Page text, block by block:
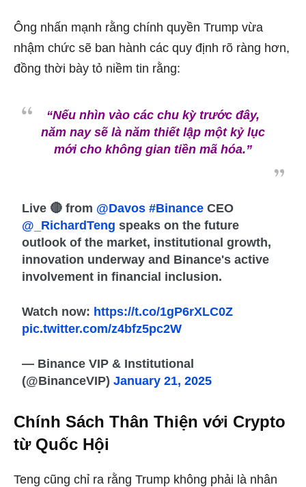
Ông nhấn mạnh rằng chính quyền Trump vừa
nhậm chức sẽ ban hành các quy định rõ ràng hơn,
đồng thời bày tỏ niềm tin rằng:
“Nếu nhìn vào các chu kỳ trước đây,
năm nay sẽ là năm thiết lập một kỷ lục
mới cho không gian tiền mã hóa.”
Live 🔴 from @Davos #Binance CEO
@_RichardTeng speaks on the future
outlook of the market, institutional growth,
innovation underway and Binance's active
involvement in financial inclusion.
Watch now: https://t.co/1gP6rXLC0Z
pic.twitter.com/z4bfz5pc2W
— Binance VIP & Institutional
(@BinanceVIP)January 21, 2025
Chính Sách Thân Thiện với Crypto
từ Quốc Hội
Teng cũng chỉ ra rằng Trump không phải là nhân